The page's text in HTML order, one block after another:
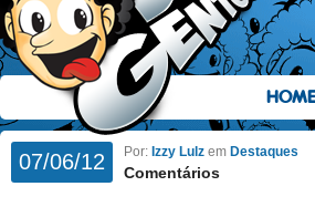
07/06/12 Por: Izzy Lulz em Destaques
Comentários